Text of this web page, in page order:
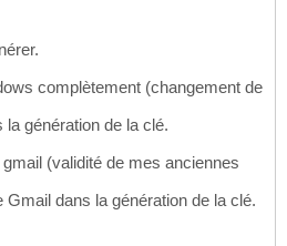
complètement (changement de
génération de la clé.
(validité de mes anciennes
dans la génération de la clé.